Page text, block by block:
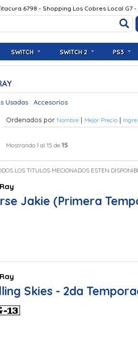
6798 - Shopping Los Cobres Local G7
SWITCH SWITCH 2 PS3
Usadas Accesorios
Ordenados por Nombre | Mejor Precio |
Mostrando 1 al 15 de 15
LOS TITULOS MECIONADOS ESTEN
Jakie (Primera
Skies - 2da